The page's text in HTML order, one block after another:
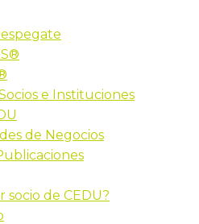
e Instituciones
de Negocios
socio de CEDU?